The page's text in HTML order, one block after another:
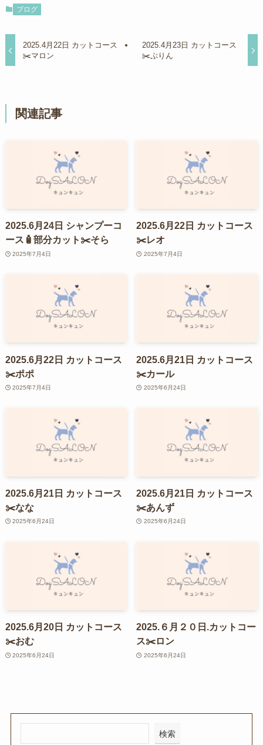
ブログ
2025.4月22日 カットコース
✂️マロン
2025.4月23日 カットコース
✂️ぷりん
関連記事
2025.6月24日 シャンプーコ
ース🧴部分カット✂️そら
2025年7月4日
2025.6月22日 カットコース
✂️レオ
2025年7月4日
2025.6月22日 カットコース
✂️ポポ
2025年7月4日
2025.6月21日 カットコース
✂️カール
2025年6月24日
2025.6月21日 カットコース
✂️なな
2025年6月24日
2025.6月21日 カットコース
✂️あんず
2025年6月24日
2025.6月20日 カットコース
✂️おむ
2025年6月24日
2025.６月２０日.カットコー
ス✂️ロン
2025年6月24日
検索